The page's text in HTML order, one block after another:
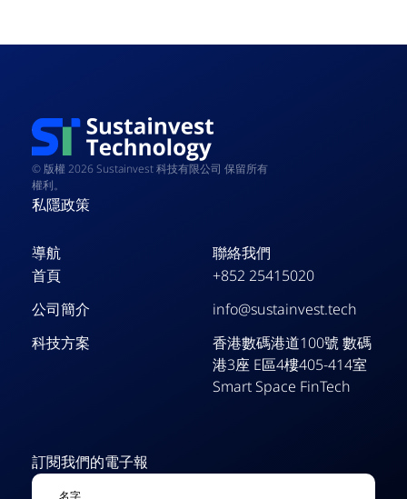
© 版權 2026 Sustainvest 科技有限公司 保留所有
權利。
私隱政策
導航
首頁
公司簡介
科技方案
聯絡我們
+852 25415020
info@sustainvest.tech
香港數碼港道100號 數碼
港3座 E區4樓405-414室
Smart Space FinTech
訂閱我們的電子報